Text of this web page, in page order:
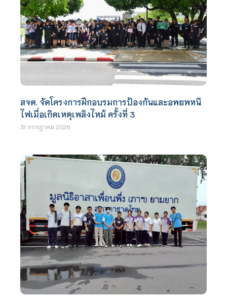
สจด. จัดโครงการฝึกอบรมการป้องกันและอพยพหนี
ไฟเมื่อเกิดเหตุเพลิงไหม้ ครั้งที่ 3
31 กรกฎาคม 2026